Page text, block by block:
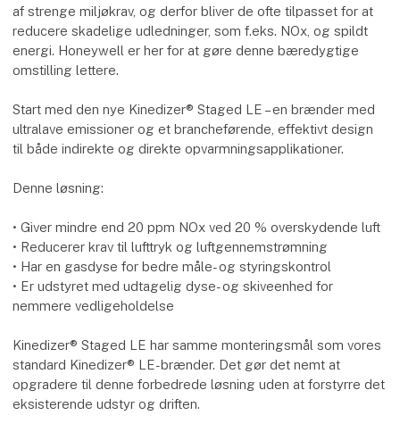
af strenge miljøkrav, og derfor bliver de ofte tilpasset for at
reducere skadelige udledninger, som f.eks. NOx, og spildt
energi. Honeywell er her for at gøre denne bæredygtige
omstilling lettere.
Start med den nye Kinedizer® Staged LE – en brænder med
ultralave emissioner og et brancheførende, effektivt design
til både indirekte og direkte opvarmningsapplikationer.
Denne løsning:
• Giver mindre end 20 ppm NOx ved 20 % overskydende luft
• Reducerer krav til lufttryk og luftgennemstrømning
• Har en gasdyse for bedre måle- og styringskontrol
• Er udstyret med udtagelig dyse- og skiveenhed for
nemmere vedligeholdelse
Kinedizer® Staged LE har samme monteringsmål som vores
standard Kinedizer® LE-brænder. Det gør det nemt at
opgradere til denne forbedrede løsning uden at forstyrre det
eksisterende udstyr og driften.